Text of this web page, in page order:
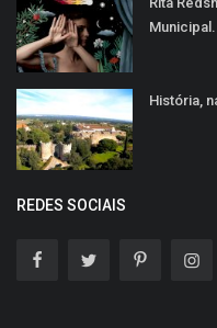
Municipal...
História,
REDES SOCIAIS